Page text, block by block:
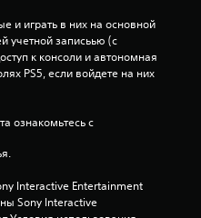
н
о
и играть в них на основной
учетной записьью (с
к консоли и автономная
PS5, если войдете на них
ознакомьтесь с
Interactive Entertainment
Sony Interactive